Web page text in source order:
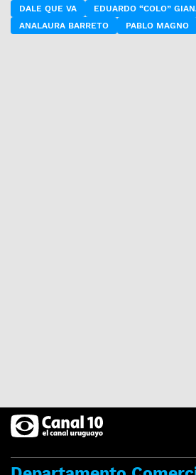
DALE QUE VA
EDUARDO “COLO”
ANALAURA BARRETO
PABLO MAGNO